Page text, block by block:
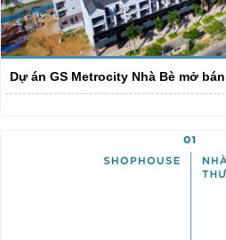
Dự án GS Metrocity Nhà Bè mở bán